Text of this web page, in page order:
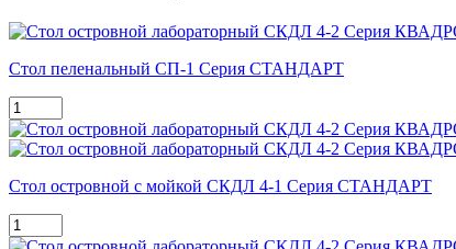
Стол пеленальный СП-1 Серия СТАНДАРТ
Стол островной с мойкой СКДЛ 4-1 Серия СТАНДАРТ